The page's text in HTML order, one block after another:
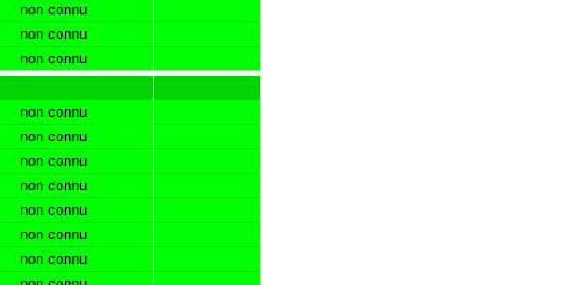
non connu
non connu
non connu
non connu
non connu
non connu
non connu
non connu
non connu
non connu